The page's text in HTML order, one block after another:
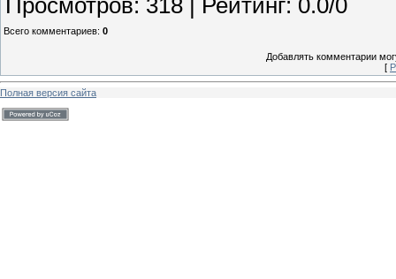
Просмотров: 318 Рейтинг: 0.0/0
Всего комментариев: 0
Добавлять комментарии
[
Полная версия сайта